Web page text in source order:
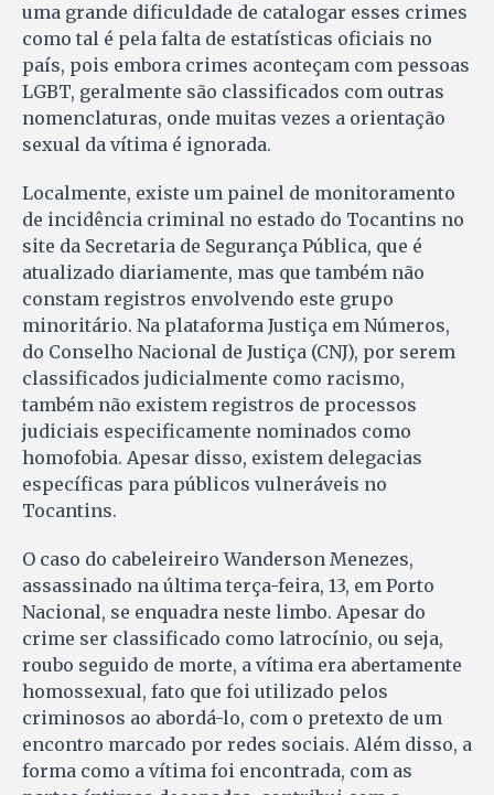
uma grande dificuldade de catalogar esses crimes
como tal é pela falta de estatísticas oficiais no
país, pois embora crimes aconteçam com pessoas
LGBT, geralmente são classificados com outras
nomenclaturas, onde muitas vezes a orientação
sexual da vítima é ignorada.
Localmente, existe um painel de monitoramento
de incidência criminal no estado do Tocantins no
site da Secretaria de Segurança Pública, que é
atualizado diariamente, mas que também não
constam registros envolvendo este grupo
minoritário. Na plataforma Justiça em Números,
do Conselho Nacional de Justiça (CNJ), por serem
classificados judicialmente como racismo,
também não existem registros de processos
judiciais especificamente nominados como
homofobia. Apesar disso, existem delegacias
específicas para públicos vulneráveis no
Tocantins.
O caso do cabeleireiro Wanderson Menezes,
assassinado na última terça-feira, 13, em Porto
Nacional, se enquadra neste limbo. Apesar do
crime ser classificado como latrocínio, ou seja,
roubo seguido de morte, a vítima era abertamente
homossexual, fato que foi utilizado pelos
criminosos ao abordá-lo, com o pretexto de um
encontro marcado por redes sociais. Além disso, a
forma como a vítima foi encontrada, com as